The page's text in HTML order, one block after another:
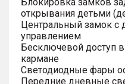
открывания детьми
Центральный замок с
управлением
Бесключевой доступ
кармане
Светодиодные фары
Передние дневные